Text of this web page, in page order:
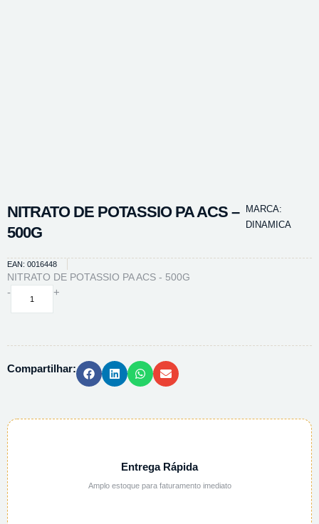
NITRATO DE POTASSIO PA ACS –
500G
MARCA:
DINAMICA
EAN: 0016448
NITRATO DE POTASSIO PA ACS - 500G
-
NITRATO
-
+
Compartilhar:
Entrega Rápida
Amplo estoque para faturamento imediato